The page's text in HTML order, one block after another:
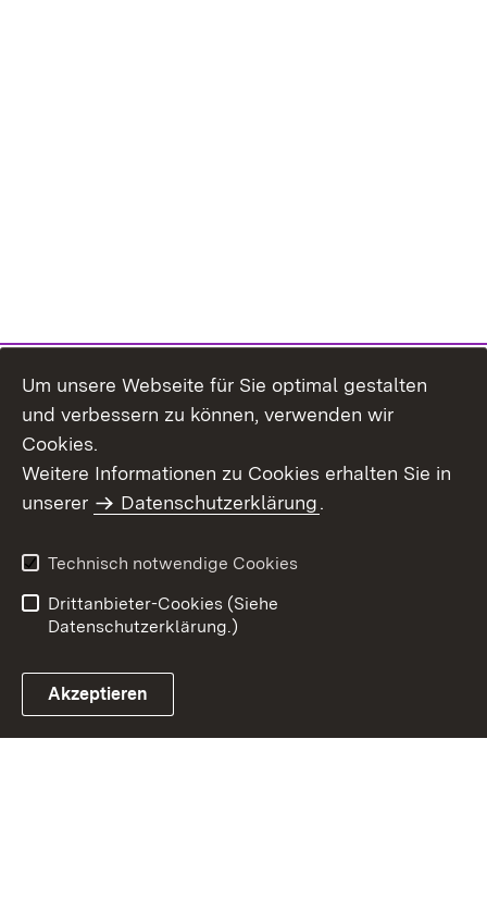
Benutzungshinweise
Erklärung zur
Um unsere Webseite für Sie optimal gestalten
und verbessern zu können, verwenden wir
Cookies.
Weitere Informationen zu Cookies erhalten Sie in
unserer
Datenschutzerklärung.
Technisch notwendige Cookies
Drittanbieter-Cookies (Siehe
Datenschutzerklärung.)
Akzeptieren